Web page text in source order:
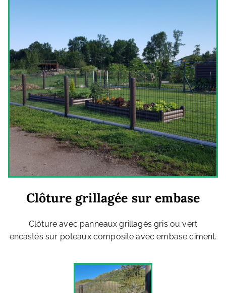
Clôture grillagée sur embase
Clôture avec panneaux grillagés gris ou vert
encastés sur poteaux composite avec embase ciment.